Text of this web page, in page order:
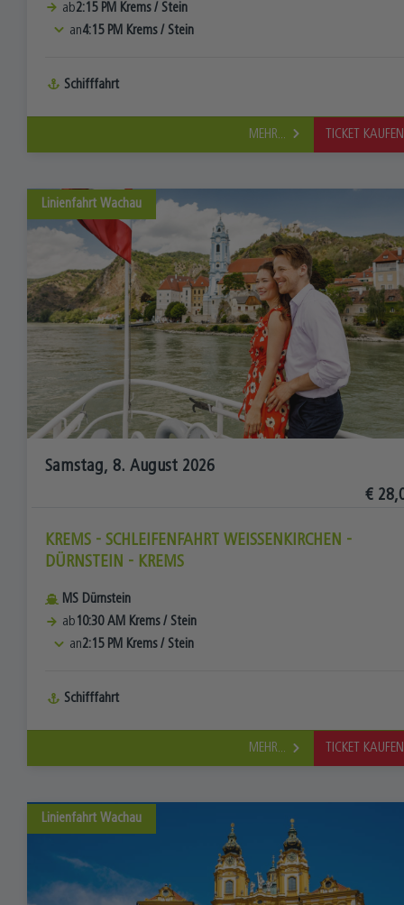
ab2:15 PM Krems/ Stein
an4:15 PM Krems/ Stein
Schifffahrt
MEHR... TICKET
Linienfahrt Wachau
Samstag, 8. August 2026
€
KREMS - SCHLEIFENFAHRT WEISSENKIRCHEN - D
ÜRNSTEIN - KREMS
MS Dürnstein
ab10:30 AM Krems/ Stein
an2:15 PM Krems/ Stein
Schifffahrt
MEHR... TICKET
Linienfahrt Wachau